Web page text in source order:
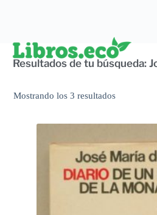
Resultados de tu búsqueda:
Mostrando los 3 resultados